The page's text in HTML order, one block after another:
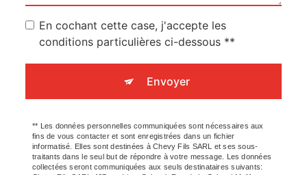
En cochant cette case, j'accepte les
conditions particulières ci-dessous **
Envoyer
** Les données personnelles communiquées sont nécessaires aux
fins de vous contacter et sont enregistrées dans un fichier
informatisé. Elles sont destinées à Chevy Fils SARL et ses sous-
traitants dans le seul but de répondre à votre message. Les données
collectées seront communiquées aux seuls destinataires suivants: